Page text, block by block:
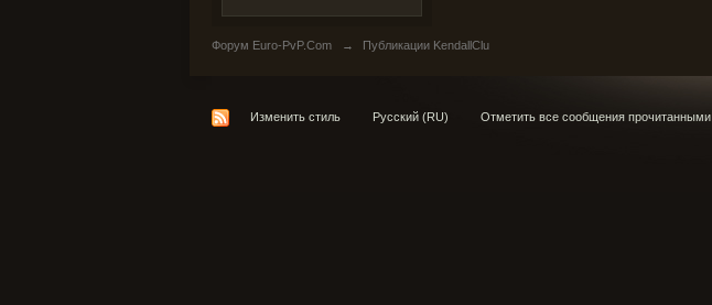
Форум Euro-PvP.Com → Публикации KendallClu
Изменить стиль Русский (RU) Отметить все сообщения прочитанными